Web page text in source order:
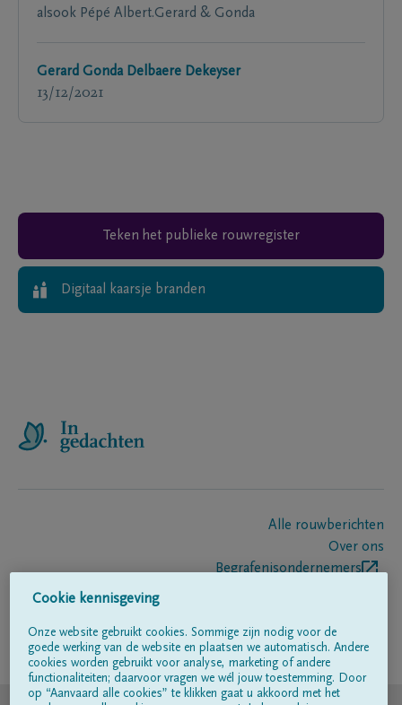
alsook Pépé Albert.Gerard & Gonda
Gerard Gonda Delbaere Dekeyser
13/12/2021
Teken het publieke rouwregister
Digitaal kaarsje branden
Alle rouwberichten
Over ons
Begrafenisondernemers
Volg ons op
Cookie kennisgeving
Onze website gebruikt cookies. Sommige zijn nodig voor de
goede werking van de website en plaatsen we automatisch. Andere
cookies worden gebruikt voor analyse, marketing of andere
functionaliteiten; daarvoor vragen we wél jouw toestemming. Door
op “Aanvaard alle cookies” te klikken gaat u akkoord met het